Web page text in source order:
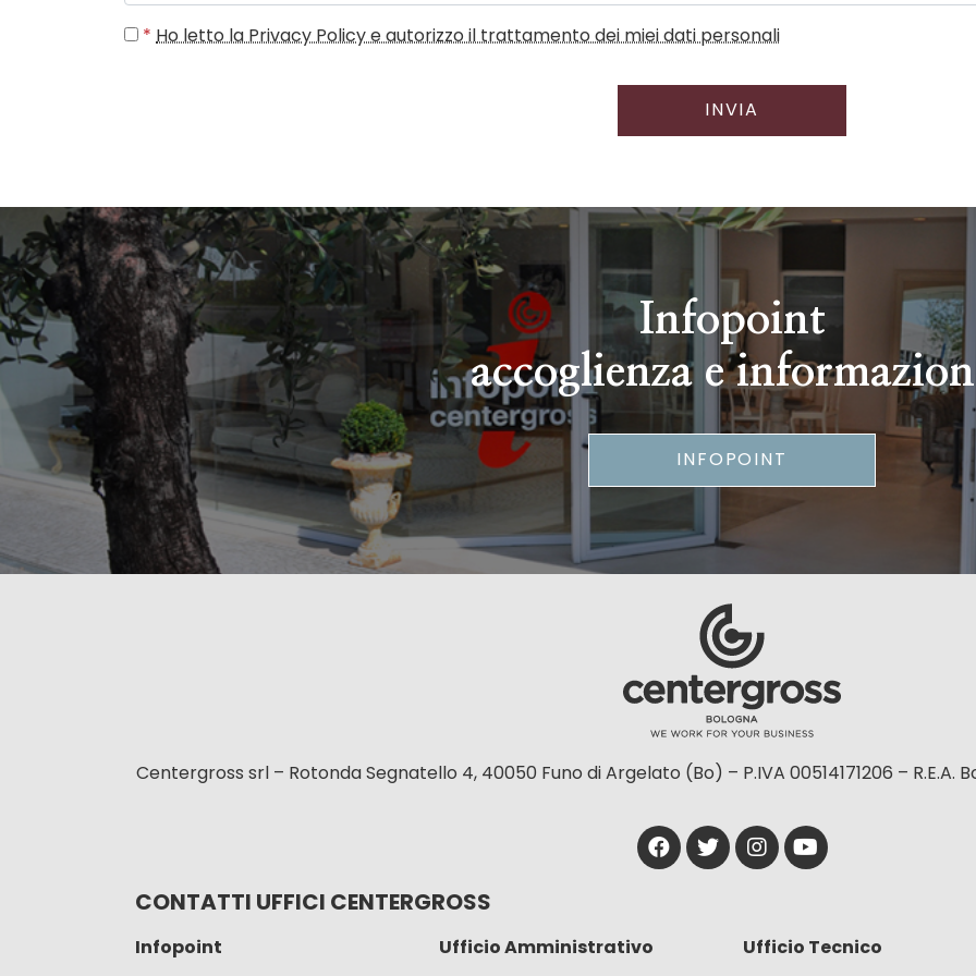
* Ho letto la Privacy Policy e autorizzo il trattamento dei miei dati personali
INVIA
Infopoint
accoglienza e
INFOPOINT
Centergross srl – Rotonda Segnatello 4, 40050 Funo di Argelato (Bo) – P.IVA 00514171206 – R.E.A.
CONTATTI UFFICI CENTERGROSS
Infopoint Ufficio Amministrativo Ufficio Tecnico